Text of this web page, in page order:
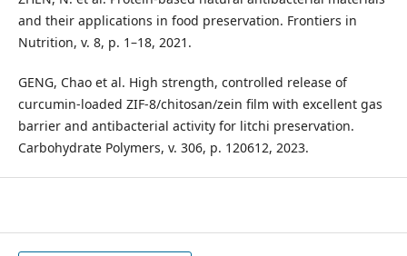
and their applications in food preservation. Frontiers in
Nutrition, v. 8, p. 1–18, 2021.
GENG, Chao et al. High strength, controlled release of
curcumin-loaded ZIF-8/chitosan/zein film with excellent gas
barrier and antibacterial activity for litchi preservation.
Carbohydrate Polymers, v. 306, p. 120612, 2023.